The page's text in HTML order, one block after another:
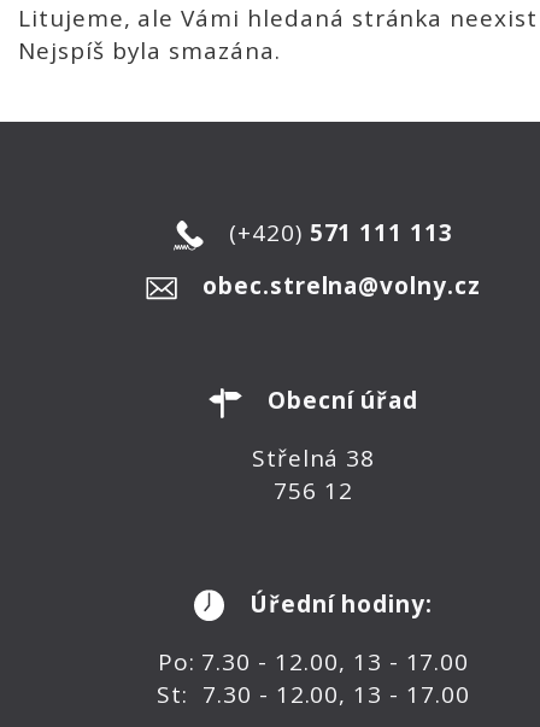
Litujeme, ale Vámi hledaná stránka
Nejspíš byla smazána.
(+420) 571 111 113
obec.strelna@volny.cz
Obecní úřad
Střelná 38
756 12
Úřední hodiny:
Po: 7.30 - 12.00, 13 - 17.00
St: 7.30 - 12.00, 13 - 17.00